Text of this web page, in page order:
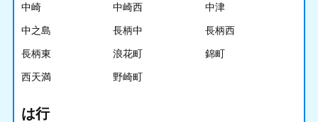
中崎 中崎西 中津
中之島 長柄中 長柄西
長柄東 浪花町 錦町
西天満 野崎町
は行